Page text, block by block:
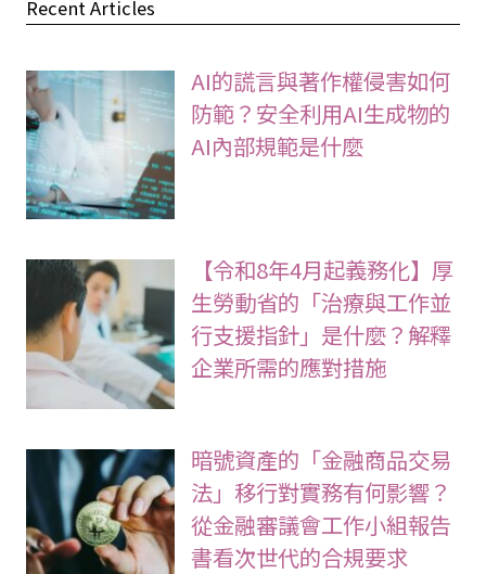
Recent Articles
AI的謊言與著作權侵害如何
防範？安全利用AI生成物的
AI內部規範是什麼
【令和8年4月起義務化】厚
生勞動省的「治療與工作並
行支援指針」是什麼？解釋
企業所需的應對措施
暗號資產的「金融商品交易
法」移行對實務有何影響？
從金融審議會工作小組報告
書看次世代的合規要求